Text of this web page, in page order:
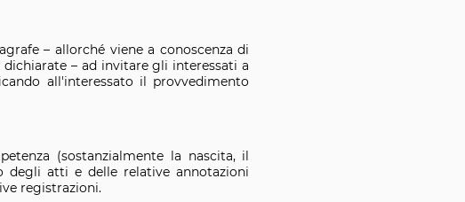
– allorché viene a conoscenza di
– ad invitare gli interessati a
all'interessato il provvedimento
(sostanzialmente la nascita, il
atti e delle relative annotazioni
registrazioni.